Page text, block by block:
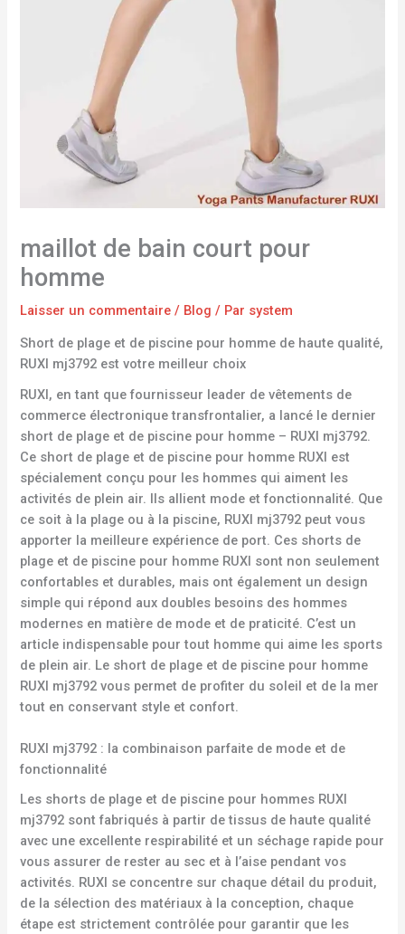
maillot de bain court pour
homme
Laisser un commentaire / Blog / Par system
Short de plage et de piscine pour homme de haute qualité,
RUXI mj3792 est votre meilleur choix
RUXI, en tant que fournisseur leader de vêtements de
commerce électronique transfrontalier, a lancé le dernier
short de plage et de piscine pour homme – RUXI mj3792.
Ce short de plage et de piscine pour homme RUXI est
spécialement conçu pour les hommes qui aiment les
activités de plein air. Ils allient mode et fonctionnalité. Que
ce soit à la plage ou à la piscine, RUXI mj3792 peut vous
apporter la meilleure expérience de port. Ces shorts de
plage et de piscine pour homme RUXI sont non seulement
confortables et durables, mais ont également un design
simple qui répond aux doubles besoins des hommes
modernes en matière de mode et de praticité. C’est un
article indispensable pour tout homme qui aime les sports
de plein air. Le short de plage et de piscine pour homme
RUXI mj3792 vous permet de profiter du soleil et de la mer
tout en conservant style et confort.
RUXI mj3792 : la combinaison parfaite de mode et de
fonctionnalité
Les shorts de plage et de piscine pour hommes RUXI
mj3792 sont fabriqués à partir de tissus de haute qualité
avec une excellente respirabilité et un séchage rapide pour
vous assurer de rester au sec et à l’aise pendant vos
activités. RUXI se concentre sur chaque détail du produit,
de la sélection des matériaux à la conception, chaque
étape est strictement contrôlée pour garantir que les